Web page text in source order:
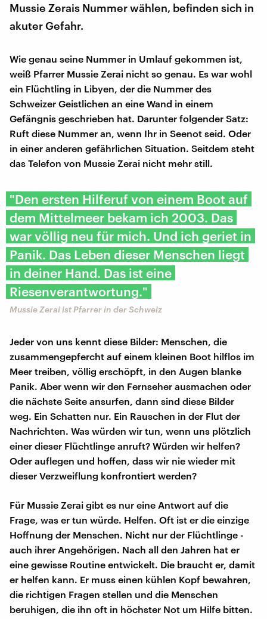
Mussie Zerais Nummer wählen, befinden sich in
akuter Gefahr.
Wie genau seine Nummer in Umlauf gekommen ist,
weiß Pfarrer Mussie Zerai nicht so genau. Es war wohl
ein Flüchtling in Libyen, der die Nummer des
Schweizer Geistlichen an eine Wand in einem
Gefängnis geschrieben hat. Darunter folgender Satz:
Ruft diese Nummer an, wenn Ihr in Seenot seid. Oder
in einer anderen gefährlichen Situation. Seitdem steht
das Telefon von Mussie Zerai nicht mehr still.
"Den ersten Hilferuf von einem Boot auf
dem Mittelmeer bekam ich 2003. Das
war völlig neu für mich. Und ich geriet in
Panik. Das Leben dieser Menschen liegt
in deiner Hand. Das ist eine
Riesenverantwortung."
Mussie Zerai ist Pfarrer in der Schweiz
Jeder von uns kennt diese Bilder: Menschen, die
zusammengepfercht auf einem kleinen Boot hilflos im
Meer treiben, völlig erschöpft, in den Augen blanke
Panik. Aber wenn wir den Fernseher ausmachen oder
die nächste Seite ansurfen, dann sind diese Bilder
weg. Ein Schatten nur. Ein Rauschen in der Flut der
Nachrichten. Was würden wir tun, wenn uns plötzlich
einer dieser Flüchtlinge anruft? Würden wir helfen?
Oder auflegen und hoffen, dass wir nie wieder mit
dieser Verzweiflung konfrontiert werden?
Für Mussie Zerai gibt es nur eine Antwort auf die
Frage, was er tun würde. Helfen. Oft ist er die einzige
Hoffnung der Menschen. Nicht nur der Flüchtlinge -
auch ihrer Angehörigen. Nach all den Jahren hat er
eine gewisse Routine entwickelt. Die braucht er, damit
er helfen kann. Er muss einen kühlen Kopf bewahren,
die richtigen Fragen stellen und die Menschen
beruhigen, die ihn oft in höchster Not um Hilfe bitten.